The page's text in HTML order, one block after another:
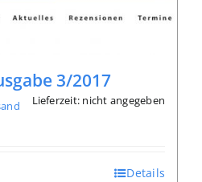
3/2017
Lieferzeit: nicht angegeben
Details